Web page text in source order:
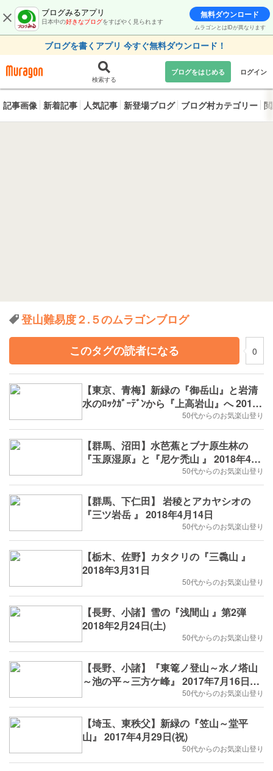
ブログみるアプリ
日本中の好きなブログをすばやく見られます
無料ダウンロード
ムラゴンとはIDが異なります
ブログを書くアプリ 今すぐ無料ダウンロード！
検索する
ブログをはじめる ログイン
記事画像 新着記事 人気記事 新登場ブログ ブログ村カテゴリー
登山難易度２.５のムラゴンブログ
このタグの読者になる
0
【東京、青梅】新緑の『御岳山』と岩清
水のﾛｯｸｶﾞｰﾃﾞﾝから『上高岩山』へ 2018
50代からのお気楽山登り
【群馬、沼田】水芭蕉とブナ原生林の
『玉原湿原』と『尼ケ禿山 』 2018年4月
50代からのお気楽山登り
【群馬、下仁田】 岩稜とアカヤシオの
『三ツ岩岳 』 2018年4月14日
50代からのお気楽山登り
【栃木、佐野】カタクリの『三毳山 』
2018年3月31日
50代からのお気楽山登り
【長野、小諸】雪の『浅間山 』第2弾
2018年2月24日(土)
50代からのお気楽山登り
【長野、小諸】『東篭ノ登山～水ノ塔山
～池の平～三方ケ峰』 2017年7月16日
50代からのお気楽山登り
【埼玉、東秩父】新緑の『笠山～堂平
山』 2017年4月29日(祝)
50代からのお気楽山登り